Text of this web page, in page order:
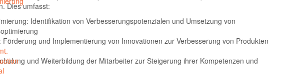
Dies umfasst:
Identifikation von Verbesserungspotenzialen und Umsetzung von
und Implementierung von Innovationen zur Verbesserung von Produkten
und Weiterbildung der Mitarbeiter zur Steigerung ihrer Kompetenzen und